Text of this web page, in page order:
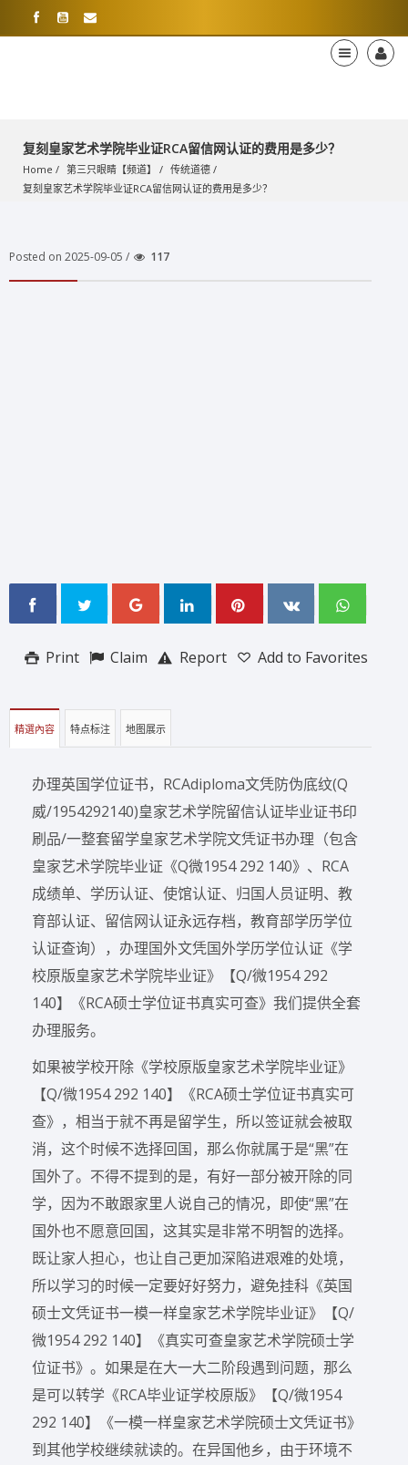
复刻皇家艺术学院毕业证RCA留信网认证的费用是多少？
Home 第三只眼睛【频道】
传统道德
复刻皇家艺术学院毕业证RCA留信网认证的费用是多少？
Posted on 2025-09-05 / 117
Add to Favorites
Report
Claim
Print
精選內容 特点标注 地图展示
办理英国学位证书，RCAdiploma文凭防伪底纹(Q
威/1954292140)皇家艺术学院留信认证毕业证书印
刷品/一整套留学皇家艺术学院文凭证书办理（包含
皇家艺术学院毕业证《Q微1954 292 140》、RCA
成绩单、学历认证、使馆认证、归国人员证明、教
育部认证、留信网认证永远存档，教育部学历学位
认证查询），办理国外文凭国外学历学位认证《学
校原版皇家艺术学院毕业证》【Q/微1954 292
140】《RCA硕士学位证书真实可查》我们提供全套
办理服务。
如果被学校开除《学校原版皇家艺术学院毕业证》
【Q/微1954 292 140】《RCA硕士学位证书真实可
查》，相当于就不再是留学生，所以签证就会被取
消，这个时候不选择回国，那么你就属于是“黑”在
国外了。不得不提到的是，有好一部分被开除的同
学，因为不敢跟家里人说自己的情况，即使“黑”在
国外也不愿意回国，这其实是非常不明智的选择。
既让家人担心，也让自己更加深陷进艰难的处境，
所以学习的时候一定要好好努力，避免挂科《英国
硕士文凭证书一模一样皇家艺术学院毕业证》【Q/
微1954 292 140】《真实可查皇家艺术学院硕士学
位证书》。如果是在大一大二阶段遇到问题，那么
是可以转学《RCA毕业证学校原版》【Q/微1954
292 140】《一模一样皇家艺术学院硕士文凭证书》
到其他学校继续就读的。在异国他乡，由于环境不